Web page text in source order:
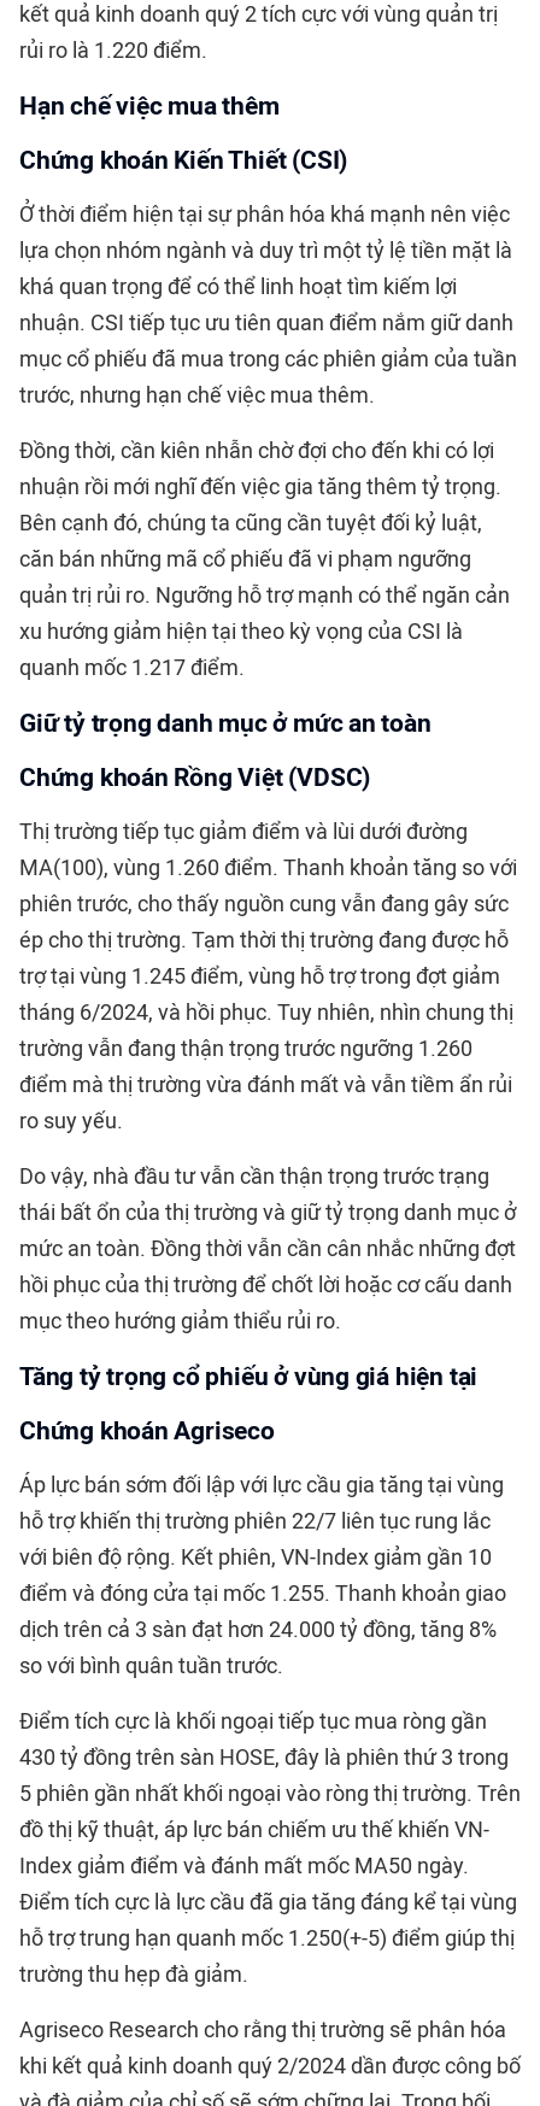
kết quả kinh doanh quý 2 tích cực với vùng quản trị
rủi ro là 1.220 điểm.
Hạn chế việc mua thêm
Chứng khoán Kiến Thiết (CSI)
Ở thời điểm hiện tại sự phân hóa khá mạnh nên việc
lựa chọn nhóm ngành và duy trì một tỷ lệ tiền mặt là
khá quan trọng để có thể linh hoạt tìm kiếm lợi
nhuận. CSI tiếp tục ưu tiên quan điểm nắm giữ danh
mục cổ phiếu đã mua trong các phiên giảm của tuần
trước, nhưng hạn chế việc mua thêm.
Đồng thời, cần kiên nhẫn chờ đợi cho đến khi có lợi
nhuận rồi mới nghĩ đến việc gia tăng thêm tỷ trọng.
Bên cạnh đó, chúng ta cũng cần tuyệt đối kỷ luật,
căn bán những mã cổ phiếu đã vi phạm ngưỡng
quản trị rủi ro. Ngưỡng hỗ trợ mạnh có thể ngăn cản
xu hướng giảm hiện tại theo kỳ vọng của CSI là
quanh mốc 1.217 điểm.
Giữ tỷ trọng danh mục ở mức an toàn
Chứng khoán Rồng Việt (VDSC)
Thị trường tiếp tục giảm điểm và lùi dưới đường
MA(100), vùng 1.260 điểm. Thanh khoản tăng so với
phiên trước, cho thấy nguồn cung vẫn đang gây sức
ép cho thị trường. Tạm thời thị trường đang được hỗ
trợ tại vùng 1.245 điểm, vùng hỗ trợ trong đợt giảm
tháng 6/2024, và hồi phục. Tuy nhiên, nhìn chung thị
trường vẫn đang thận trọng trước ngưỡng 1.260
điểm mà thị trường vừa đánh mất và vẫn tiềm ẩn rủi
ro suy yếu.
Do vậy, nhà đầu tư vẫn cần thận trọng trước trạng
thái bất ổn của thị trường và giữ tỷ trọng danh mục ở
mức an toàn. Đồng thời vẫn cần cân nhắc những đợt
hồi phục của thị trường để chốt lời hoặc cơ cấu danh
mục theo hướng giảm thiểu rủi ro.
Tăng tỷ trọng cổ phiếu ở vùng giá hiện tại
Chứng khoán Agriseco
Áp lực bán sớm đối lập với lực cầu gia tăng tại vùng
hỗ trợ khiến thị trường phiên 22/7 liên tục rung lắc
với biên độ rộng. Kết phiên, VN-Index giảm gần 10
điểm và đóng cửa tại mốc 1.255. Thanh khoản giao
dịch trên cả 3 sàn đạt hơn 24.000 tỷ đồng, tăng 8%
so với bình quân tuần trước.
Điểm tích cực là khối ngoại tiếp tục mua ròng gần
430 tỷ đồng trên sàn HOSE, đây là phiên thứ 3 trong
5 phiên gần nhất khối ngoại vào ròng thị trường. Trên
đồ thị kỹ thuật, áp lực bán chiếm ưu thế khiến VN-
Index giảm điểm và đánh mất mốc MA50 ngày.
Điểm tích cực là lực cầu đã gia tăng đáng kể tại vùng
hỗ trợ trung hạn quanh mốc 1.250(+-5) điểm giúp thị
trường thu hẹp đà giảm.
Agriseco Research cho rằng thị trường sẽ phân hóa
khi kết quả kinh doanh quý 2/2024 dần được công bố